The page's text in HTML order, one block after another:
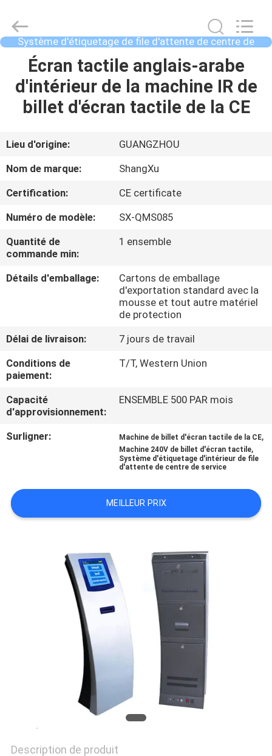
MAISON
PRODUITS
AU
SUJET
DE
VISITE
D'USINE
QUALITÉ
CONTACTEZ-
NOUS
NOUVELLES
UNE
CITATION
Technology
Co.,Ltd.
All
Rights
Système d'étiquetage de file d'attente de centre de
service
Écran tactile anglais-arabe
d'intérieur de la machine IR de
billet d'écran tactile de la CE
Lieu d'origine:
GUANGZHOU
Nom de marque:
ShangXu
Certification:
CE certificate
Numéro de modèle:
SX-QMS085
Quantité de
commande min:
1 ensemble
Détails d'emballage:
Cartons de emballage
d'exportation standard avec la
mousse et tout autre matériel
de protection
Délai de livraison:
7 jours de travail
Conditions de
paiement:
T/T, Western Union
Capacité
d'approvisionnement:
ENSEMBLE 500 PAR mois
Surligner: Machine de billet d'écran tactile de la CE,
Machine 240V de billet d'écran tactile,
Système d'étiquetage d'intérieur de file
d'attente de centre de service
MEILLEUR PRIX
Description de produit